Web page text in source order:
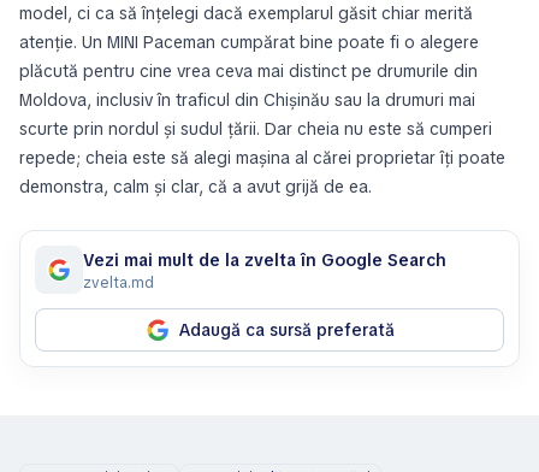
model, ci ca să înțelegi dacă exemplarul găsit chiar merită
atenție. Un MINI Paceman cumpărat bine poate fi o alegere
plăcută pentru cine vrea ceva mai distinct pe drumurile din
Moldova, inclusiv în traficul din Chișinău sau la drumuri mai
scurte prin nordul și sudul țării. Dar cheia nu este să cumperi
repede; cheia este să alegi mașina al cărei proprietar îți poate
demonstra, calm și clar, că a avut grijă de ea.
Vezi mai mult de la zvelta în Google Search
zvelta.md
Adaugă ca sursă preferată